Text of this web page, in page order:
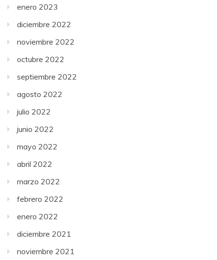
enero 2023
diciembre 2022
noviembre 2022
octubre 2022
septiembre 2022
agosto 2022
julio 2022
junio 2022
mayo 2022
abril 2022
marzo 2022
febrero 2022
enero 2022
diciembre 2021
noviembre 2021